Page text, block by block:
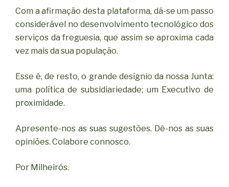
Com a afirmação desta plataforma, dá-se um passo
considerável no desenvolvimento tecnológico dos
serviços da freguesia, que assim se aproxima cada
vez mais da sua população.
Esse é, de resto, o grande desígnio da nossa Junta:
uma política de subsidiariedade; um Executivo de
proximidade.
Apresente-nos as suas sugestões. Dê-nos as suas
opiniões. Colabore connosco.
Por Milheirós.